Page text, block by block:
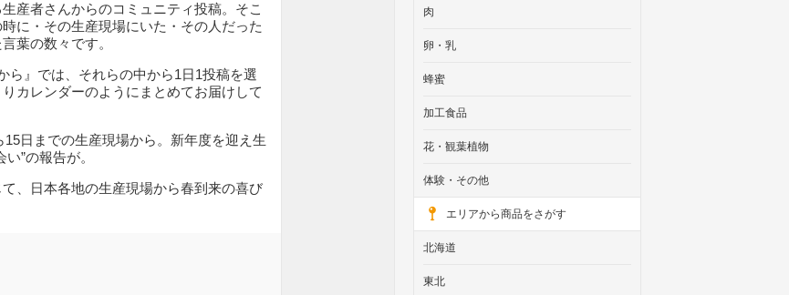
産者さんからのコミュニティ投稿。そこ
に・その生産現場にいた・その人だった
葉の数々です。
ら』では、それらの中から1日1投稿を選
カレンダーのようにまとめてお届けして
日までの生産現場から。新年度を迎え生
”の報告が。
、日本各地の生産現場から春到来の喜び
肉
卵・乳
蜂蜜
加工食品
花・観葉植物
体験・その他
エリアから商品をさがす
北海道
東北